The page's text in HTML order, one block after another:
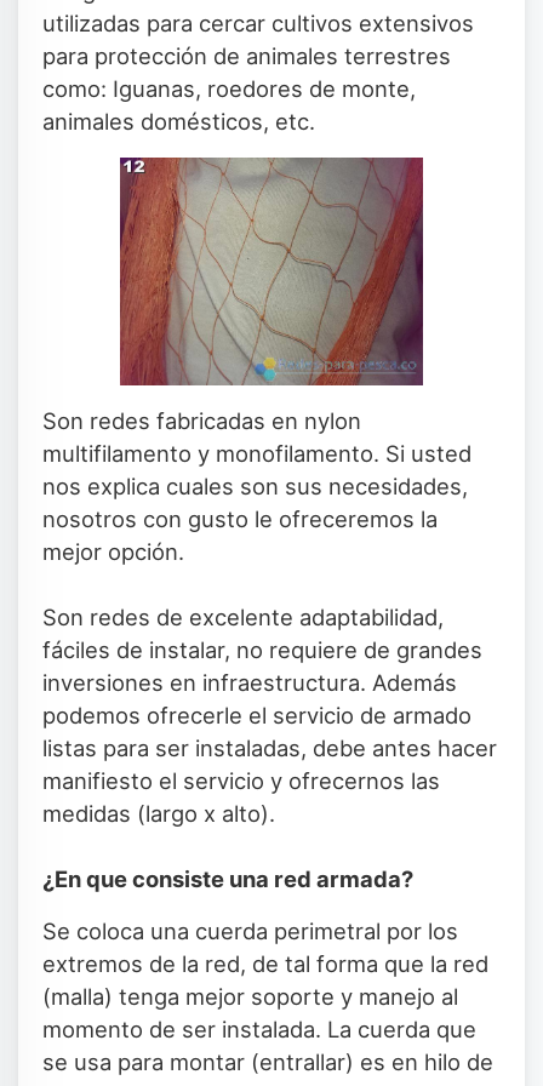
utilizadas para cercar cultivos extensivos
para protección de animales terrestres
como: Iguanas, roedores de monte,
animales domésticos, etc.
Son redes fabricadas en nylon
multifilamento y monofilamento. Si usted
nos explica cuales son sus necesidades,
nosotros con gusto le ofreceremos la
mejor opción.
Son redes de excelente adaptabilidad,
fáciles de instalar, no requiere de grandes
inversiones en infraestructura. Además
podemos ofrecerle el servicio de armado
listas para ser instaladas, debe antes hacer
manifiesto el servicio y ofrecernos las
medidas (largo x alto).
¿En que consiste una red armada?
Se coloca una cuerda perimetral por los
extremos de la red, de tal forma que la red
(malla) tenga mejor soporte y manejo al
momento de ser instalada. La cuerda que
se usa para montar (entrallar) es en hilo de